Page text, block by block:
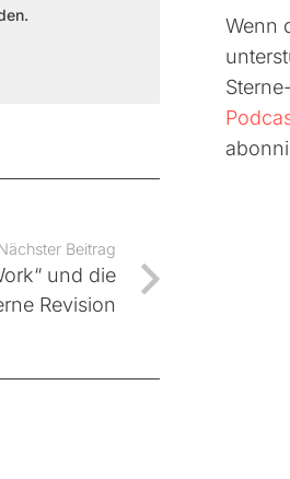
Beitrag
und die
Revision
Wenn